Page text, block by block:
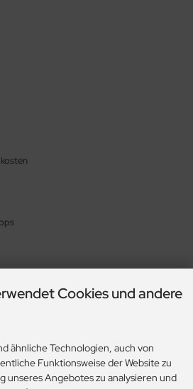
Cookies und andere
ähnliche Technologien, auch von
Funktionsweise der Website zu
unseres Angebotes zu analysieren und